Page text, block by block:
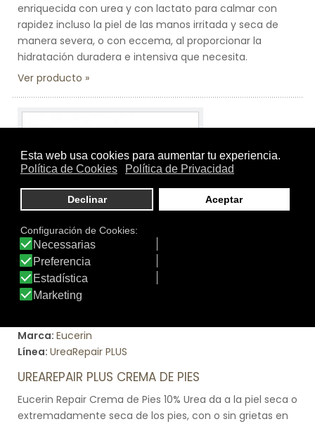
enriquecida con urea y con lactato para calmar con
rapidez incluso la piel de las manos irritada y seca de
manera severa, o con eccema, al proporcionar la
hidratación duradera e intensiva que necesita.
Ver producto
Marca: Eucerin
Línea: UreaRepair PLUS
UREAREPAIR PLUS CREMA DE PIES
Eucerin Repair Crema de Pies 10% Urea da a la piel seca o
extremadamente seca de los pies, con o sin grietas en